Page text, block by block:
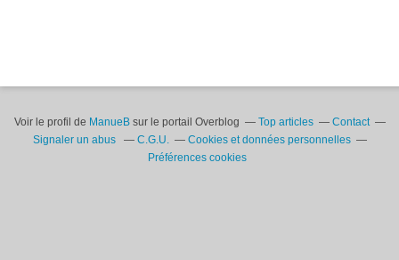
Voir le profil de ManueBsur le portail Overblog Top articles
Contact
Signaler un abus
C.G.U.
Cookies et données personnelles
Préférences cookies